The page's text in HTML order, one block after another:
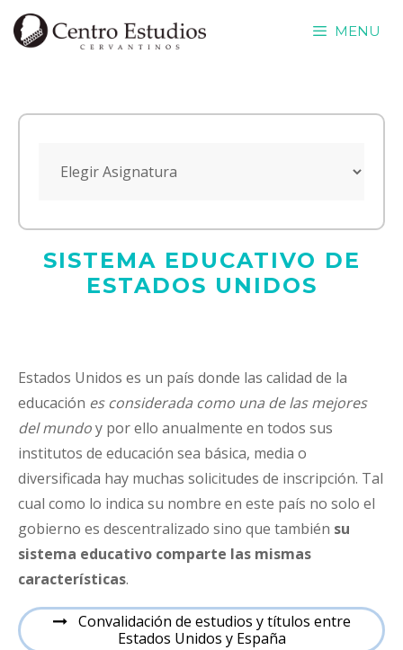
Saltar
MENU
SISTEMA EDUCATIVO DE
ESTADOS UNIDOS
Estados Unidos es un país donde las calidad de la
educación es considerada como una de las mejores
del mundoy por ello anualmente en todos sus
institutos de educación sea básica, media o
diversificada hay muchas solicitudes de inscripción. Tal
cual como lo indica su nombre en este país no solo el
gobierno es descentralizado sino que también su
sistema educativo comparte las mismas
características.
Convalidación de estudios y títulos entre
Estados Unidos y España